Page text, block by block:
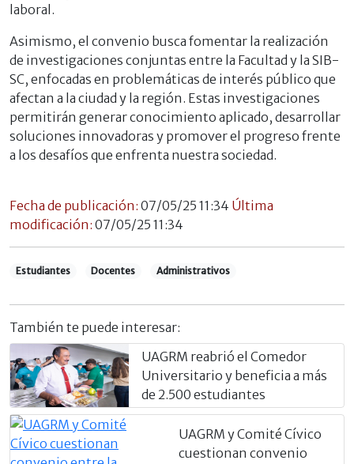
laboral.
Asimismo, el convenio busca fomentar la realización
de investigaciones conjuntas entre la Facultad y la SIB-
SC, enfocadas en problemáticas de interés público que
afectan a la ciudad y la región. Estas investigaciones
permitirán generar conocimiento aplicado, desarrollar
soluciones innovadoras y promover el progreso frente
a los desafíos que enfrenta nuestra sociedad.
Fecha de publicación: 07/05/25 11:34 Última
modificación: 07/05/25 11:34
Estudiantes Docentes Administrativos
También te puede interesar:
UAGRM reabrió el Comedor
Universitario y beneficia a más
de 2.500 estudiantes
UAGRM y Comité Cívico
cuestionan convenio